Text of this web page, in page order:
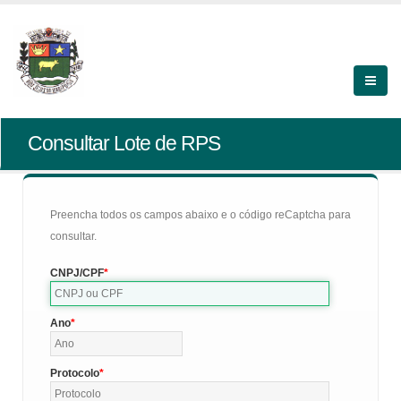
Consultar Lote de RPS
Preencha todos os campos abaixo e o código reCaptcha para
consultar.
CNPJ/CPF
Ano
Protocolo